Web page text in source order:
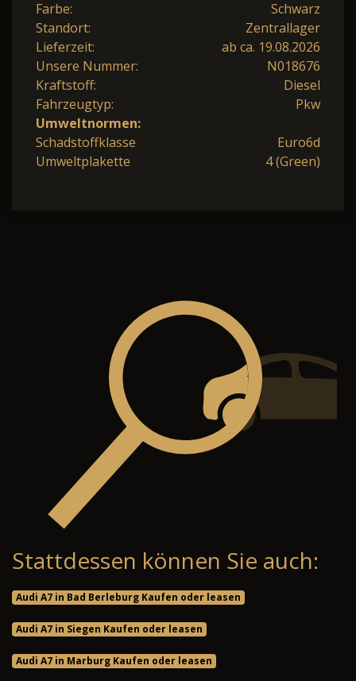
Farbe:
Schwarz
Standort:
Zentrallager
Lieferzeit:
ab ca. 19.08.2026
Unsere Nummer:
N018676
Kraftstoff:
Diesel
Fahrzeugtyp:
Pkw
Umweltnormen:
Schadstoffklasse
Euro6d
Umweltplakette
4 (Green)
Stattdessen können Sie auch:
Audi A7 in Bad Berleburg Kaufen oder leasen
Audi A7 in Siegen Kaufen oder leasen
Audi A7 in Marburg Kaufen oder leasen